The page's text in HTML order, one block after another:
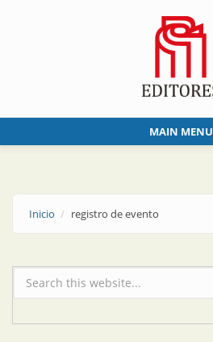
MAIN MENU
Inicio registro de evento
Formulario de búsqueda